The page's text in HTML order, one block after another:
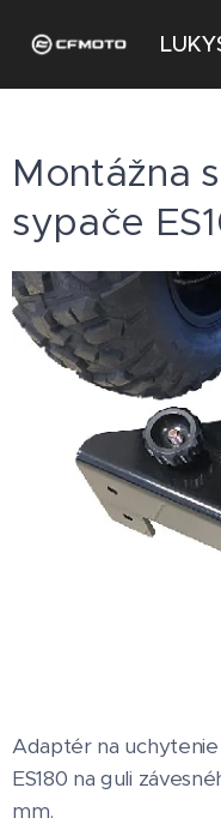
Montážna
sypače
Adaptér na uchytenie
ES180 na guli
mm.